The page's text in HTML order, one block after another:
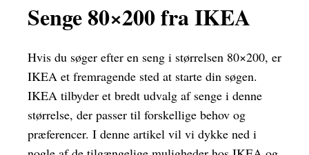
Senge 80×200 fra IKEA
Hvis du søger efter en seng i størrelsen 80×200, er
IKEA et fremragende sted at starte din søgen.
IKEA tilbyder et bredt udvalg af senge i denne
størrelse, der passer til forskellige behov og
præferencer. I denne artikel vil vi dykke ned i